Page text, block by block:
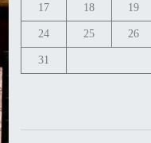
17 18 19
24 25 26
31